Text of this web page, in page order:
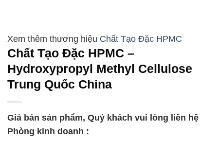
Chất Tạo Đặc HPMC
Chất Tạo Đặc HPMC –
Hydroxypropyl Methyl Cellulose
Trung Quốc China
Giá bán sản phẩm, Quý khách vui lòng liên hệ
Phòng kinh doanh :